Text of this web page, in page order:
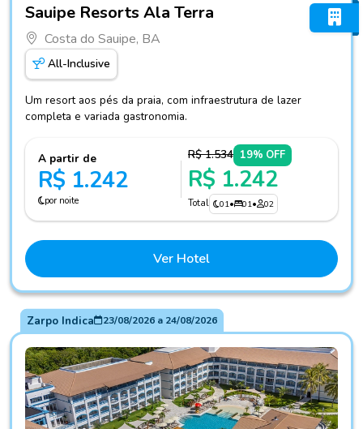
Sauipe Resorts Ala Terra
Costa do Sauipe, BA
All-Inclusive
Um resort aos pés da praia, com infraestrutura de lazer
completa e variada gastronomia.
A partir de
R$ 1.242
por noite
R$ 1.534 19% OFF
R$ 1.242
Total 01• 01• 02
Ver Hotel
Zarpo Indica 23/08/2026a 24/08/2026